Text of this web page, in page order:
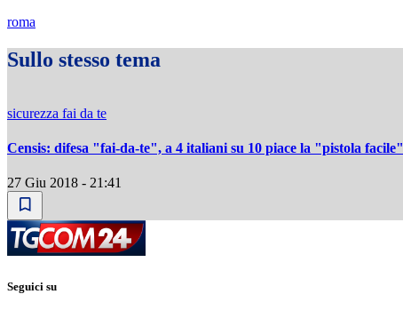
roma
Sullo stesso tema
sicurezza fai da te
Censis: difesa "fai-da-te", a 4 italiani su 10 piace la "pistola facile"
27 Giu 2018 - 21:41
Seguici su